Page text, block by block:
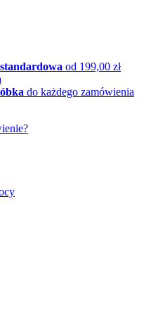
od 199,00 zł
do każdego zamówienia